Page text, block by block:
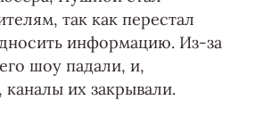
так как перестал
информацию. Из-за
шоу падали, и,
каналы их закрывали.